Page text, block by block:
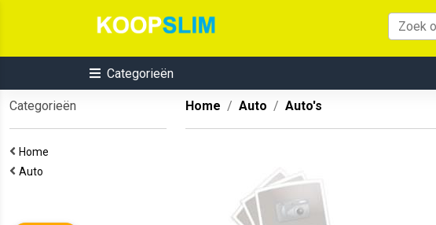
Categorieën
Categorieën
Home
Auto
Home Auto Auto's